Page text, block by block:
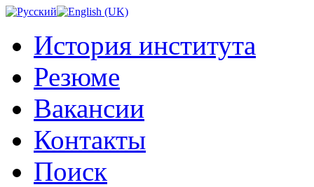
История института
Резюме
Вакансии
Контакты
Поиск